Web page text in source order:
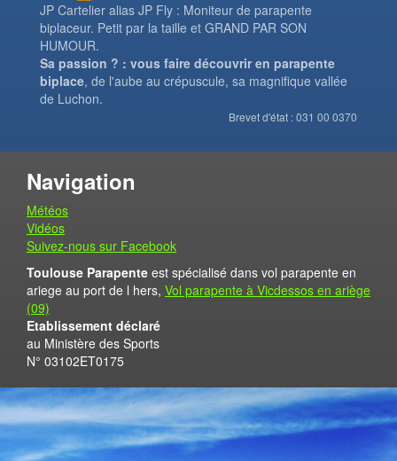
JP Cartelier alias JP Fly : Moniteur de parapente
biplaceur. Petit par la taille et GRAND PAR SON
HUMOUR.
Sa passion ? : vous faire découvrir en parapente
biplace, de l'aube au crépuscule, sa magnifique vallée
de Luchon.
Brevet d'état : 031 00 0370
Navigation
Météos
Vidéos
Suivez-nous sur Facebook
Toulouse Parapente est spécialisé dans vol parapente en
ariege au port de l hers, Vol parapente à Vicdessos en ariège
(09)
Etablissement déclaré
au Ministère des Sports
N° 03102ET0175